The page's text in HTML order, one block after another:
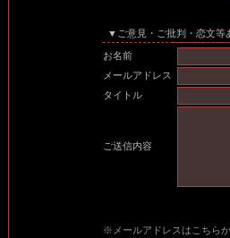
▼ご意見・ご批判・恋文等
※メールアドレスはこちら
お名前
メールアドレス
タイトル
ご送信内容